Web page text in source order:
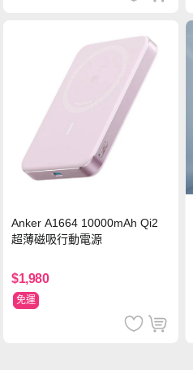
Anker A1664 10000mAh Qi2
超薄磁吸行動電源
$1,980
免運